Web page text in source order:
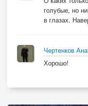
И скажу, что
Вновь
И шампанское
голубые, но
в глазах.
Чертенков
Хорошо!